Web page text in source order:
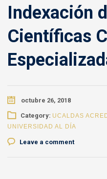
Indexación
Científicas
octubre 26, 2018
Category: UCALDAS
UNIVERSIDAD AL DÍA
Leave a comment